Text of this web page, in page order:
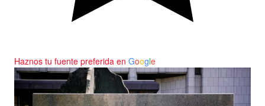
Haznos tu fuente preferida en Google